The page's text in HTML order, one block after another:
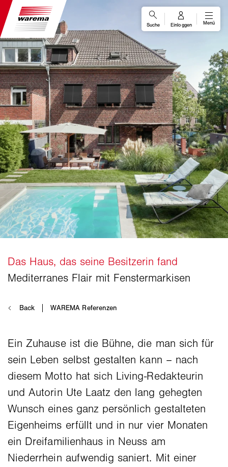
Ein Zuhause ist die Bühne, die man sich für
sein Leben selbst gestalten kann – nach
diesem Motto hat sich Living-Redakteurin
und Autorin Ute Laatz den lang gehegten
Wunsch eines ganz persönlich gestalteten
Eigenheims erfüllt und in nur vier Monaten
ein Dreifamilienhaus in Neuss am
Niederrhein aufwendig saniert. Mit einer